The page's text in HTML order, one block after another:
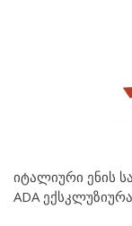
იტალიური ენის
ADA